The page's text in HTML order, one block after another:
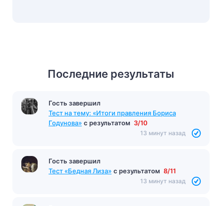
Последние результаты
Гость завершил
Тест «Гарри Поттер и философский камень»
результатом 10/10
12 минут назад
Гость завершил
Тест на тему: «Итоги правления Бориса
3/10
Гость завершил
с результатом 8/11